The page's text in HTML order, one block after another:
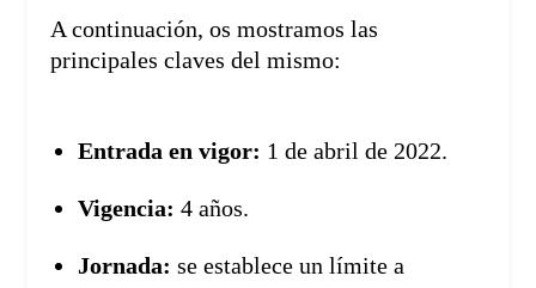
A continuación, os mostramos las
principales claves del mismo:
Entrada en vigor: 1 de abril de 2022.
Vigencia: 4 años.
Jornada:se establece un límite a